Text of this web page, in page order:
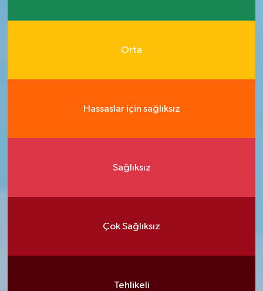
Orta
Hassaslar için sağlıksız
Sağlıksız
Çok Sağlıksız
Tehlikeli